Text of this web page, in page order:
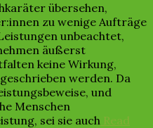
übersehen,
zu wenige Aufträge
unbeachtet,
äußerst
keine Wirkung,
werden. Da
und
Menschen
sei sie auch Read